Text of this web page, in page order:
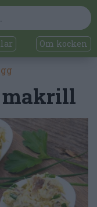
Om kocken
makrill